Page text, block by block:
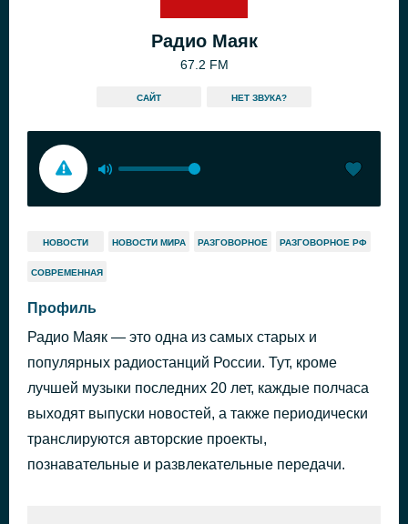
Радио Маяк
67.2 FM
САЙТ HЕТ ЗВУКА?
НОВОСТИ НОВОСТИ МИРА РАЗГОВОРНОЕ РАЗГОВОРНОЕ РФ
СОВРЕМЕННАЯ
Профиль
Радио Маяк — это одна из самых старых и
популярных радиостанций России. Тут, кроме
лучшей музыки последних 20 лет, каждые полчаса
выходят выпуски новостей, а также периодически
транслируются авторские проекты,
познавательные и развлекательные передачи.